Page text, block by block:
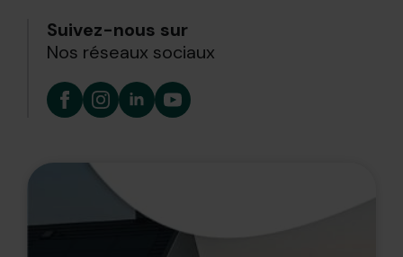
Suivez-nous sur
Nos réseaux sociaux